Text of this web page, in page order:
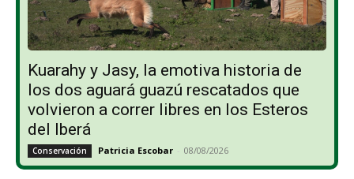
Kuarahy y Jasy, la emotiva historia de
los dos aguará guazú rescatados que
volvieron a correr libres en los Esteros
del Iberá
Conservación Patricia Escobar - 08/08/2026